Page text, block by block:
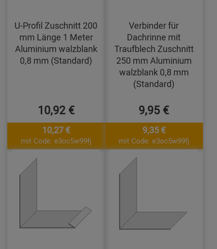
U-Profil Zuschnitt 200
mm Länge 1 Meter
Aluminium walzblank
0,8 mm (Standard)
10,92 €
10,27 €
mit Code: e3oc5w99fj
Verbinder für
Dachrinne mit
Traufblech Zuschnitt
250 mm Aluminium
walzblank 0,8 mm
(Standard)
9,95 €
9,35 €
mit Code: e3oc5w99fj